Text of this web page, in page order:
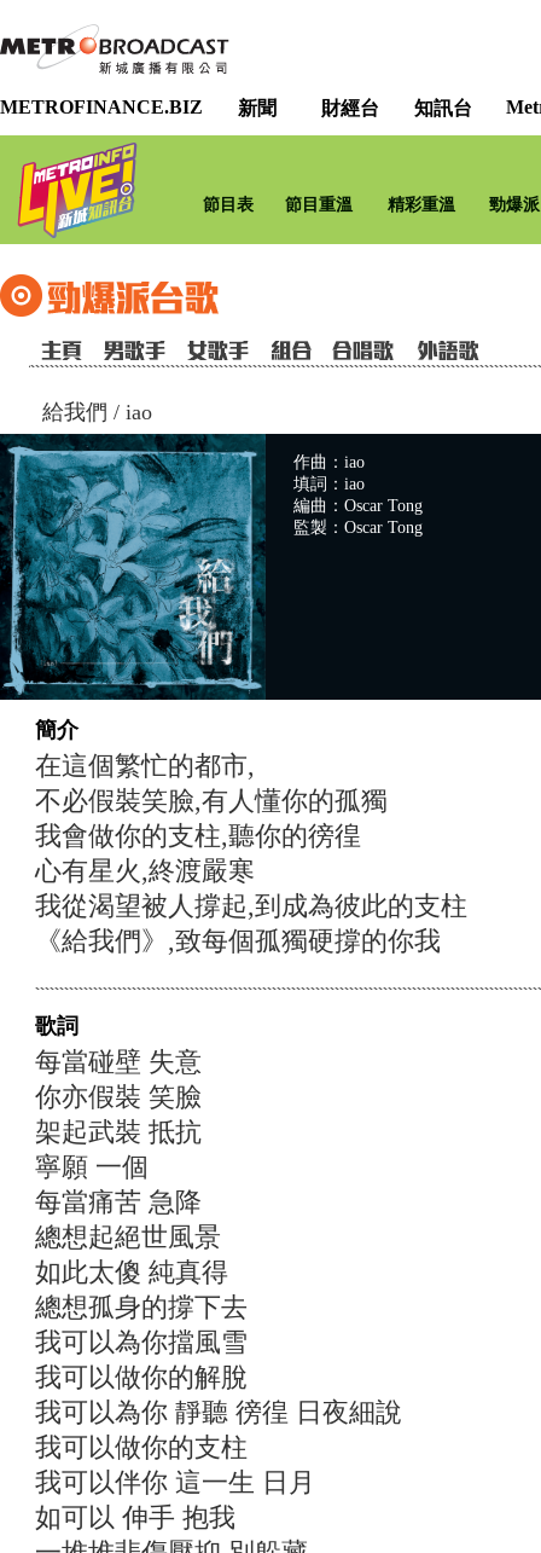
METROFINANCE.BIZ 新聞 財經台 知訊台
節目表 節目重溫 精彩重溫 勁爆
給我們 / iao
作曲：iao
填詞：iao
編曲：Oscar Tong
監製：Oscar Tong
簡介
在這個繁忙的都市,
不必假裝笑臉,有人懂你的孤獨
我會做你的支柱,聽你的徬徨
心有星火,終渡嚴寒
我從渴望被人撐起,到成為彼此的支柱
《給我們》,致每個孤獨硬撐的你我
歌詞
每當碰壁 失意
你亦假裝 笑臉
架起武裝 抵抗
寧願 一個
每當痛苦 急降
總想起絕世風景
如此太傻 純真得
總想孤身的撐下去
我可以為你擋風雪
我可以做你的解脫
我可以為你 靜聽 徬徨 日夜細說
我可以做你的支柱
我可以伴你 這一生 日月
如可以 伸手 抱我